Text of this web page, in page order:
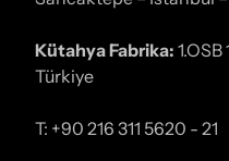
Kütahya Fabrika:
Türkiye
T: +90 216 311 5620 - 21